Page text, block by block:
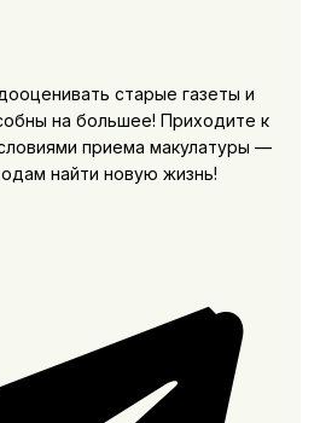
старые газеты и
на большее! Приходите к
приема макулатуры —
найти новую жизнь!